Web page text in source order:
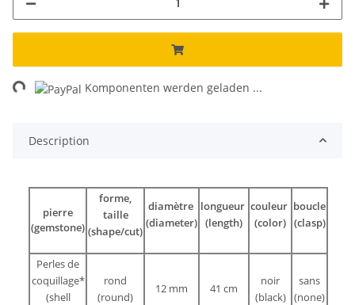
Komponenten werden geladen ...
Description
pierre
(gemstone)
forme,
taille
(shape/cut)
diamètre
(diameter)
longueur
(length)
couleur
(color)
boucle
(clasp)
Perles de
coquillage*
(shell
rond
(round)
12 mm 41 cm
noir
(black)
sans
(none)